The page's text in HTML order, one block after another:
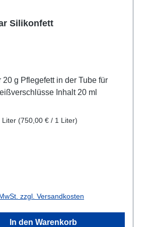
Silikonfett
20 g Pflegefett in der Tube für
Inhalt 20 ml
Liter (750,00 € / 1 Liter)
zzgl. Versandkosten
In den Warenkorb